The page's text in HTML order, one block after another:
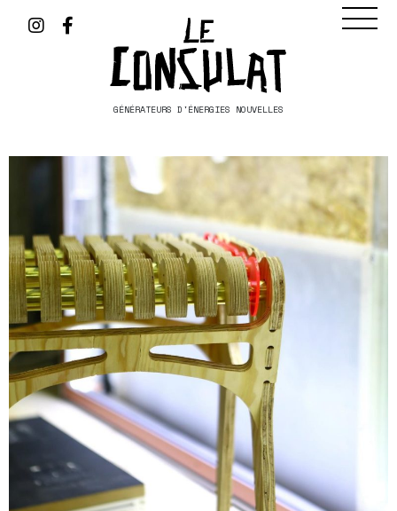
GÉNÉRATEURS D'ÉNERGIES NOUVELLES